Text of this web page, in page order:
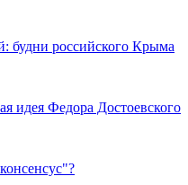
будни российского Крыма
идея Федора Достоевского